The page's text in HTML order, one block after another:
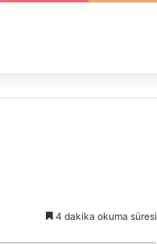
4 dakika okuma süresi